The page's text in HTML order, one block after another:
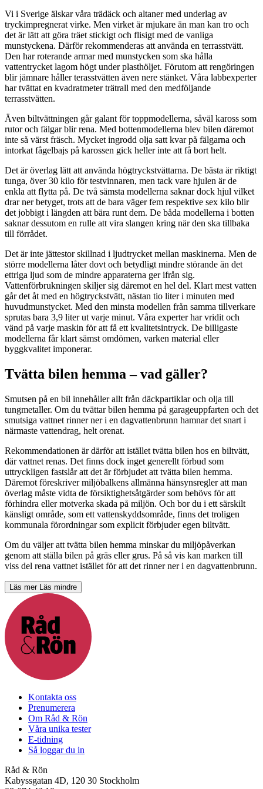
Vi i Sverige älskar våra trädäck och altaner med underlag av
tryckimpregnerat virke. Men virket är mjukare än man kan tro och
det är lätt att göra träet stickigt och flisigt med de vanliga
munstyckena. Därför rekommenderas att använda en terrasstvätt.
Den har roterande armar med munstycken som ska hålla
vattentrycket lagom högt under plasthöljet. Förutom att rengöringen
blir jämnare håller terasstvätten även nere stänket. Våra labbexperter
har tvättat en kvadratmeter trätrall med den medföljande
terrasstvätten.
Även biltvättningen går galant för toppmodellerna, såväl kaross som
rutor och fälgar blir rena. Med bottenmodellerna blev bilen däremot
inte så värst fräsch. Mycket ingrodd olja satt kvar på fälgarna och
intorkat fågelbajs på karossen gick heller inte att få bort helt.
Det är överlag lätt att använda högtryckstvättarna. De bästa är riktigt
tunga, över 30 kilo för testvinnaren, men tack vare hjulen är de
enkla att flytta på. De två sämsta modellerna saknar dock hjul vilket
drar ner betyget, trots att de bara väger fem respektive sex kilo blir
det jobbigt i längden att bära runt dem. De båda modellerna i botten
saknar dessutom en rulle att vira slangen kring när den ska tillbaka
till förrådet.
Det är inte jättestor skillnad i ljudtrycket mellan maskinerna. Men de
större modellerna låter dovt och betydligt mindre störande än det
ettriga ljud som de mindre apparaterna ger ifrån sig.
Vattenförbrukningen skiljer sig däremot en hel del. Klart mest vatten
går det åt med en högtryckstvätt, nästan tio liter i minuten med
huvudmunstycket. Med den minsta modellen från samma tillverkare
sprutas bara 3,9 liter ut varje minut. Våra experter har vridit och
vänd på varje maskin för att få ett kvalitetsintryck. De billigaste
modellerna får klart sämst omdömen, varken material eller
byggkvalitet imponerar.
Tvätta bilen hemma – vad gäller?
Smutsen på en bil innehåller allt från däckpartiklar och olja till
tungmetaller. Om du tvättar bilen hemma på garageuppfarten och det
smutsiga vattnet rinner ner i en dagvattenbrunn hamnar det snart i
närmaste vattendrag, helt orenat.
Rekommendationen är därför att istället tvätta bilen hos en biltvätt,
där vattnet renas. Det finns dock inget generellt förbud som
uttryckligen fastslår att det är förbjudet att tvätta bilen hemma.
Däremot föreskriver miljöbalkens allmänna hänsynsregler att man
överlag måste vidta de försiktighetsåtgärder som behövs för att
förhindra eller motverka skada på miljön. Och bor du i ett särskilt
känsligt område, som ett vattenskyddsområde, finns det troligen
kommunala förordningar som explicit förbjuder egen biltvätt.
Om du väljer att tvätta bilen hemma minskar du miljöpåverkan
genom att ställa bilen på gräs eller grus. På så vis kan marken till
viss del rena vattnet istället för att det rinner ner i en dagvattenbrunn.
Läs mer Läs mindre
Kontakta oss
Prenumerera
Om Råd & Rön
Våra unika tester
E-tidning
Så loggar du in
Råd & Rön
Kabyssgatan 4D, 120 30 Stockholm